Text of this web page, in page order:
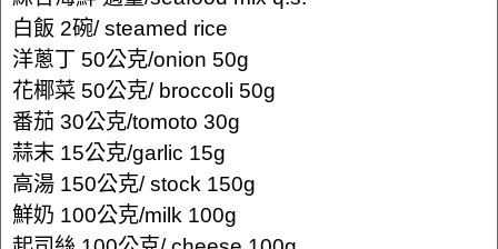
白飯 2碗/ steamed rice
洋蔥丁 50公克/onion 50g
花椰菜 50公克/ broccoli 50g
番茄 30公克/tomoto 30g
蒜末 15公克/garlic 15g
高湯 150公克/ stock 150g
鮮奶 100公克/milk 100g